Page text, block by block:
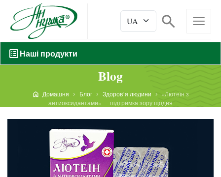
Наші продукти
Blog
Домашня Блог Здоров`я людини
«Лютеїн з
антиоксидантами» — підтримка зору щодня